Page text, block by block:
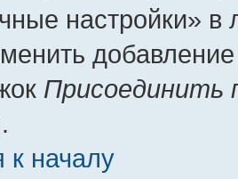
настройки»
Присоединить
к началу